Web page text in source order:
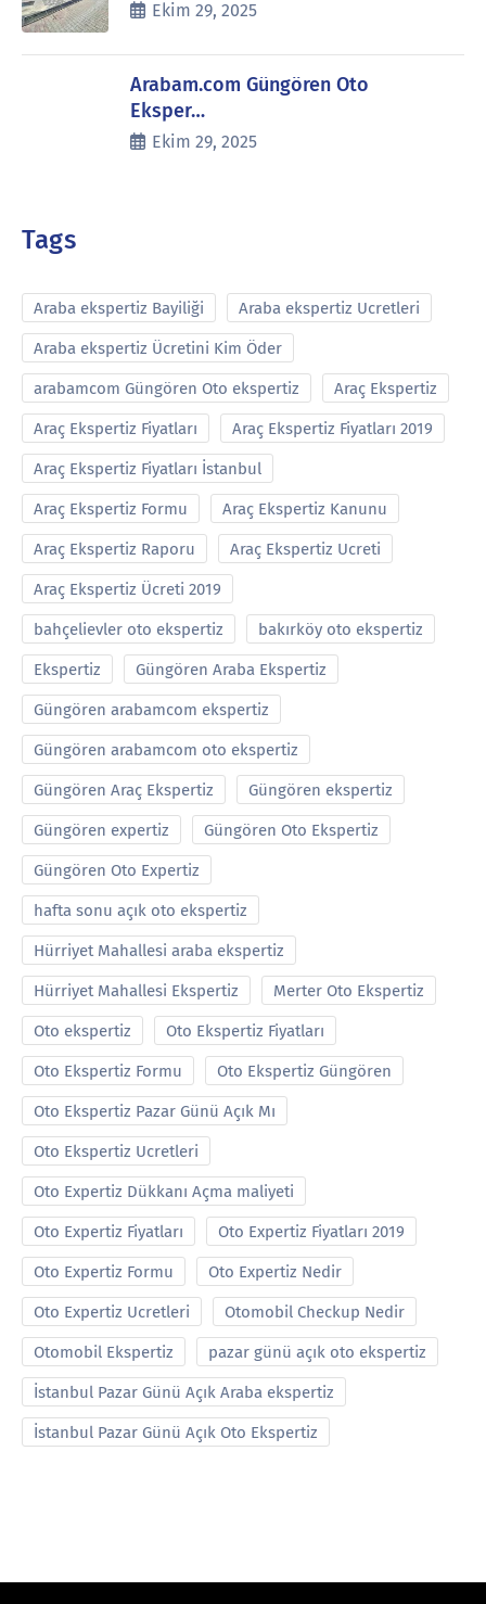
Ekim 29, 2025
Arabam.com Güngören Oto
Eksper…
Ekim 29, 2025
Tags
Araba ekspertiz Bayiliği Araba ekspertiz Ucretleri
Araba ekspertiz Ücretini Kim Öder
arabamcom Güngören Oto ekspertiz Araç Ekspertiz
Araç Ekspertiz Fiyatları Araç Ekspertiz Fiyatları 2019
Araç Ekspertiz Fiyatları İstanbul
Araç Ekspertiz Formu Araç Ekspertiz Kanunu
Araç Ekspertiz Raporu Araç Ekspertiz Ucreti
Araç Ekspertiz Ücreti 2019
bahçelievler oto ekspertiz bakırköy oto ekspertiz
Ekspertiz Güngören Araba Ekspertiz
Güngören arabamcom ekspertiz
Güngören arabamcom oto ekspertiz
Güngören Araç Ekspertiz Güngören ekspertiz
Güngören expertiz Güngören Oto Ekspertiz
Güngören Oto Expertiz
hafta sonu açık oto ekspertiz
Hürriyet Mahallesi araba ekspertiz
Hürriyet Mahallesi Ekspertiz Merter Oto Ekspertiz
Oto ekspertiz Oto Ekspertiz Fiyatları
Oto Ekspertiz Formu Oto Ekspertiz Güngören
Oto Ekspertiz Pazar Günü Açık Mı
Oto Ekspertiz Ucretleri
Oto Expertiz Dükkanı Açma maliyeti
Oto Expertiz Fiyatları Oto Expertiz Fiyatları 2019
Oto Expertiz Formu Oto Expertiz Nedir
Oto Expertiz Ucretleri Otomobil Checkup Nedir
Otomobil Ekspertiz pazar günü açık oto ekspertiz
İstanbul Pazar Günü Açık Araba ekspertiz
İstanbul Pazar Günü Açık Oto Ekspertiz